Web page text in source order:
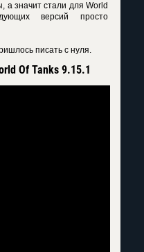
а значит стали для World
версий просто
писать с нуля.
Of Tanks 9.15.1